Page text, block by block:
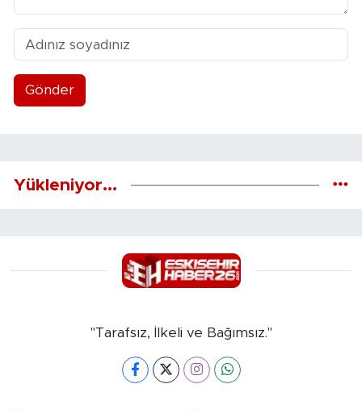
Gönder
Yükleniyor...
"Tarafsız, İlkeli ve Bağımsız."